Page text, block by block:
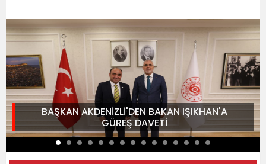
BAŞKAN AKDENİZLİ'DEN BAKAN IŞIKHAN'A
GÜREŞ DAVETİ